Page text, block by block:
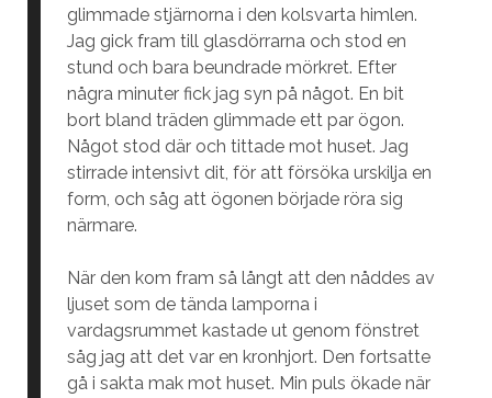
glimmade stjärnorna i den kolsvarta himlen.
Jag gick fram till glasdörrarna och stod en
stund och bara beundrade mörkret. Efter
några minuter fick jag syn på något. En bit
bort bland träden glimmade ett par ögon.
Något stod där och tittade mot huset. Jag
stirrade intensivt dit, för att försöka urskilja en
form, och såg att ögonen började röra sig
närmare.
När den kom fram så långt att den nåddes av
ljuset som de tända lamporna i
vardagsrummet kastade ut genom fönstret
såg jag att det var en kronhjort. Den fortsatte
gå i sakta mak mot huset. Min puls ökade när